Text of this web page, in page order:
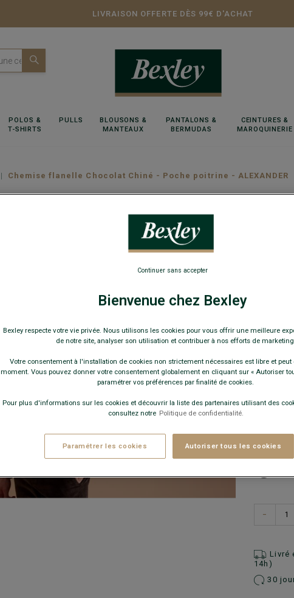
LIVRAISON OFFERTE DÈS 99€ D'ACHAT
POLOS &
T-SHIRTS
PULLS
BLOUSONS &
MANTEAUX
PANTALONS &
BERMUDAS
CEINTURES &
MAROQUINERIE
Chemise flanelle Chocolat Chiné - Poche poitrine - ALEXANDER
Col
−
Livré
14h)
30
Bienvenue chez Bexley
Bexley respecte votre vie privée. Nous utilisons les cookies pour vous offrir une meilleure
de notre site, analyser son utilisation et contribuer à nos efforts de marketing.
Votre consentement à l'installation de cookies non strictement nécessaires est libre et peut
moment. Vous pouvez donner votre consentement globalement en cliquant sur « Autoriser
paramétrer vos préférences par finalité de cookies.
Pour plus d'informations sur les cookies et découvrir la liste des partenaires utilisant des
consultez notre Politique de confidentialité.
Paramétrer les cookies Autoriser tous les cookies
Continuer sans accepter